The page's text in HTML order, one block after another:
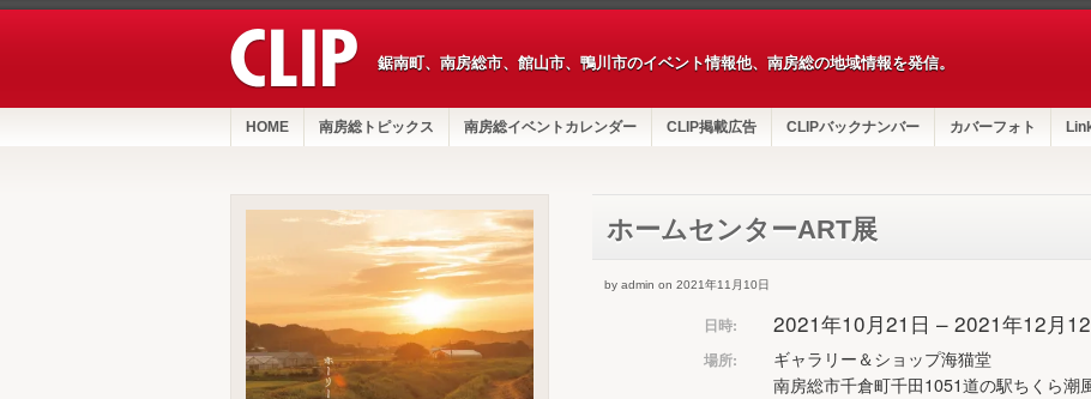
鋸南町、南房総市、館山市、鴨川市のイベント情報他、南房総の地域情報を発信。
HOME 南房総トピックス 南房総イベントカレンダー CLIP掲載広告 CLIPバックナンバー カバーフォト
ホームセンターART展
by admin on 2021年11月10日
日時: 2021年10月21日 – 2021年12月
場所:
ギャラリー＆ショップ海猫堂
南房総市千倉町千田1051道の駅ちくら潮